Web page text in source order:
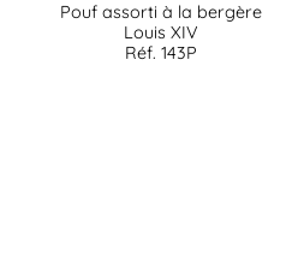
Pouf assorti à la bergère
Louis XIV
Réf. 143P